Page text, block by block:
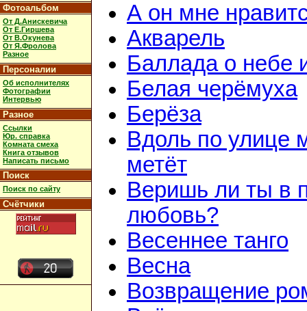
Фотоальбом
От Д.Анискевича
От Е.Гиршева
От В.Окунева
От Я.Фролова
Разное
Персоналии
Об исполнителях
Фотографии
Интервью
Разное
Ссылки
Юр. справка
Комната смеха
Книга отзывов
Написать письмо
Поиск
Поиск по сайту
Счётчики
А он мне
Акварель
Баллада о небе
Белая черёмуха
Берёза
Вдоль по улице
метёт
Веришь ли ты в
любовь?
Весеннее танго
Весна
Возвращение